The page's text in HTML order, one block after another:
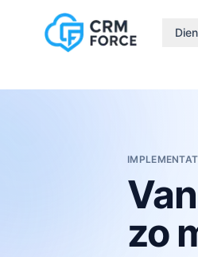
Diensten
Salesforce Quick Scan
Koppelingen & data-integratie
CRM-strategie &
zo